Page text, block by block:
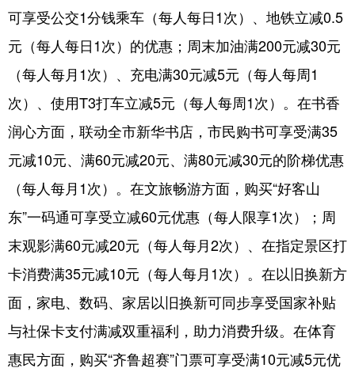
政事 文旅 社会民生 山东产经
文娱 融媒秀 地市 科教
健康 微视齐鲁
多语种频道
Español Français عربى
Deutsch Português
可享受公交1分钱乘车（每人每日1次）、地铁立减0.5
元（每人每日1次）的优惠；周末加油满200元减30元
（每人每月1次）、充电满30元减5元（每人每周1
次）、使用T3打车立减5元（每人每周1次）。在书香
润心方面，联动全市新华书店，市民购书可享受满35
元减10元、满60元减20元、满80元减30元的阶梯优惠
（每人每月1次）。在文旅畅游方面，购买“好客山
东”一码通可享受立减60元优惠（每人限享1次）；周
末观影满60元减20元（每人每月2次）、在指定景区打
卡消费满35元减10元（每人每月1次）。在以旧换新方
面，家电、数码、家居以旧换新可同步享受国家补贴
与社保卡支付满减双重福利，助力消费升级。在体育
惠民方面，购买“齐鲁超赛”门票可享受满10元减5元优